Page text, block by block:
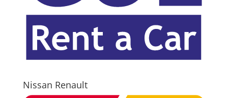
Nissan Renault